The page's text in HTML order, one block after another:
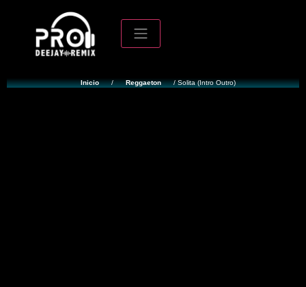
Inicio / Reggaeton / Solita (Intro Outro)